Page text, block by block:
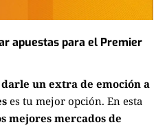
apuestas para el Premier
un extra de emoción a
es tu mejor opción. En esta
mejores mercados de